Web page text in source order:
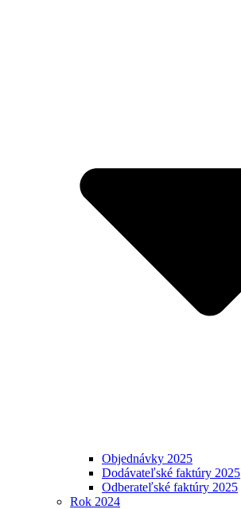
Objednávky 2025
Dodávateľské faktúry 2025
Odberateľské faktúry 2025
Rok 2024